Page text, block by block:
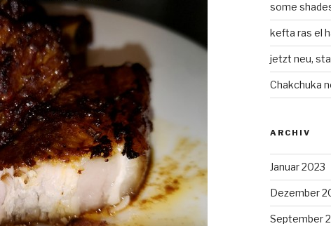
some
kefta ras el
jetzt neu,
Chakchuka
ARCHIV
Januar 2023
Dezember
September